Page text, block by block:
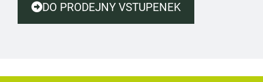
DO PRODEJNY VSTUPENEK